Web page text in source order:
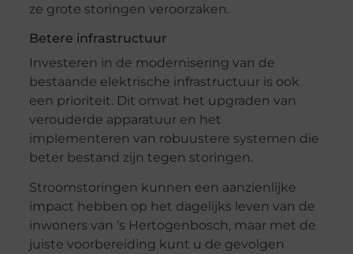
ze grote storingen veroorzaken.
Betere infrastructuur
Investeren in de modernisering van de
bestaande elektrische infrastructuur is ook
een prioriteit. Dit omvat het upgraden van
verouderde apparatuur en het
implementeren van robuustere systemen die
beter bestand zijn tegen storingen.
Stroomstoringen kunnen een aanzienlijke
impact hebben op het dagelijks leven van de
inwoners van ’s Hertogenbosch, maar met de
juiste voorbereiding kunt u de gevolgen